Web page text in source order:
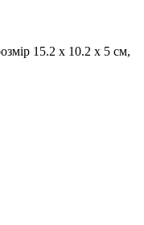
15.2 x 10.2 x 5 см,